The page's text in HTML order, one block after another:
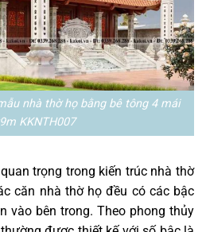
nhà thờ họ bằng bê tông 4 mái
KKNTH007
trọng trong kiến trúc nhà thờ
căn nhà thờ họ đều có các bậc
vào bên trong. Theo phong thủy